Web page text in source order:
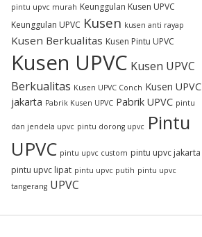
pintu upvc murah Keunggulan Kusen UPVC
Keunggulan UPVC Kusen kusen anti rayap
Kusen Berkualitas Kusen Pintu UPVC
Kusen UPVC Kusen UPVC
Berkualitas Kusen UPVC Conch Kusen UPVC
jakarta Pabrik Kusen UPVC Pabrik UPVC pintu
dan jendela upvc pintu dorong upvc Pintu
UPVC pintu upvc custom pintu upvc jakarta
pintu upvc lipat pintu upvc putih pintu upvc
tangerang UPVC